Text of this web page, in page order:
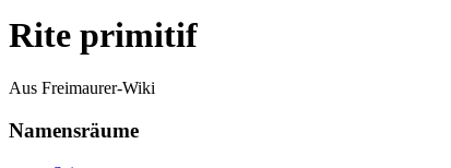
Rite primitif
Aus Freimaurer-Wiki
Namensräume